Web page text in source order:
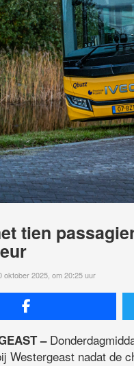
tien
oktober 2025, om 20:25 uur
–
Westergeast nadat de